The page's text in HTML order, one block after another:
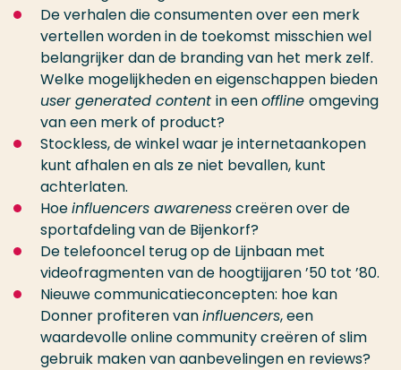
De verhalen die consumenten over een merk
vertellen worden in de toekomst misschien wel
belangrijker dan de branding van het merk zelf.
Welke mogelijkheden en eigenschappen bieden
user generated content in eenoffline omgeving
van een merk of product?
Stockless, de winkel waar je internetaankopen
kunt afhalen en als ze niet bevallen, kunt
achterlaten.
Hoeinfluencers awarenesscreëren over de
sportafdeling van de Bijenkorf?
De telefooncel terug op de Lijnbaan met
videofragmenten van de hoogtijjaren ’50 tot ’80.
Nieuwe communicatieconcepten: hoe kan
Donner profiteren vaninfluencers, een
waardevolle online community creëren of slim
gebruik maken van aanbevelingen en reviews?